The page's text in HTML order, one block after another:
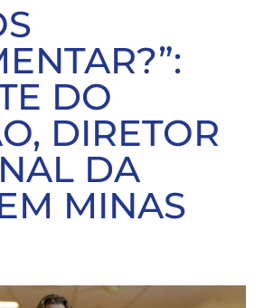
DO
DIRETOR
DA
MINAS